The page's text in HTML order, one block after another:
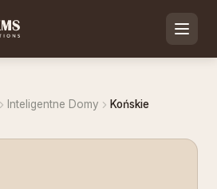
Inteligentne Domy Końskie